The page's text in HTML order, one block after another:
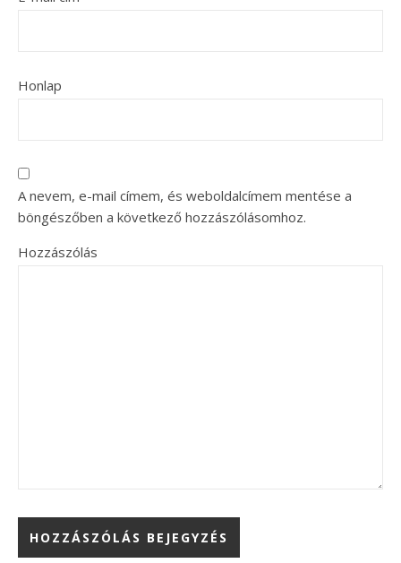
Honlap
A nevem, e-mail címem, és weboldalcímem mentése a
böngészőben a következő hozzászólásomhoz.
Hozzászólás